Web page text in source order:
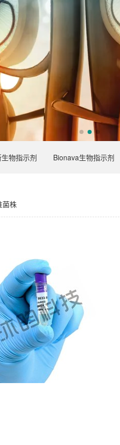
物指示剂 Bionava生物指示剂
菌株